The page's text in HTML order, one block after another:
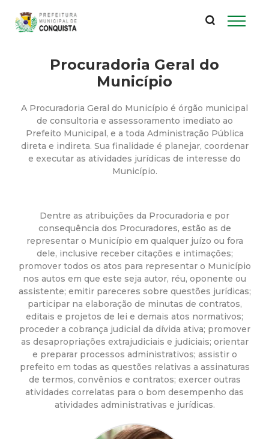
conteúdo
principal
P
f
e
i
r
a
M
u
n
i
Procuradoria Geral do
Município
A Procuradoria Geral do Município é órgão municipal
de consultoria e assessoramento imediato ao
Prefeito Municipal, e a toda Administração Pública
direta e indireta. Sua finalidade é planejar, coordenar
e executar as atividades jurídicas de interesse do
Município.
Dentre as atribuições da Procuradoria e por
consequência dos Procuradores, estão as de
representar o Município em qualquer juízo ou fora
dele, inclusive receber citações e intimações;
promover todos os atos para representar o Município
nos autos em que este seja autor, réu, oponente ou
assistente; emitir pareceres sobre questões jurídicas;
participar na elaboração de minutas de contratos,
editais e projetos de lei e demais atos normativos;
proceder a cobrança judicial da dívida ativa; promover
as desapropriações extrajudiciais e judiciais; orientar
e preparar processos administrativos; assistir o
prefeito em todas as questões relativas a assinaturas
de termos, convênios e contratos; exercer outras
atividades correlatas para o bom desempenho das
atividades administrativas e jurídicas.